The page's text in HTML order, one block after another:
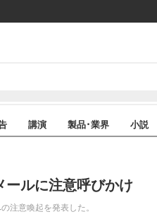
講演 製品･業界 小説
ルに注意呼びかけ
注意喚起を発表した。